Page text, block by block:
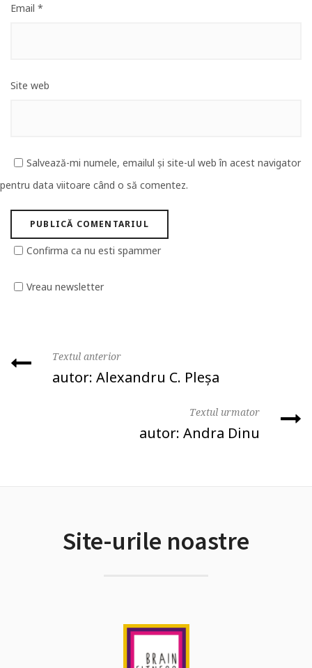
Email *
Site web
Salvează-mi numele, emailul și site-ul web în acest navigator
pentru data viitoare când o să comentez.
Confirma ca nu esti spammer
Vreau newsletter
Textul anterior
autor: Alexandru C. Pleşa
Textul urmator
autor: Andra Dinu
Site-urile noastre